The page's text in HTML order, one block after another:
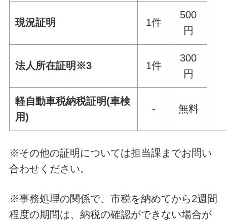
現況証明 1件
500
円
法人所在証明※3 1件
300
円
軽自動車税納税証明(車検
用)
- 無料
※その他の証明については担当課までお問い
合わせください。
※事務処理の関係で、市税を納めてから2週間
程度の期間は、納税の確認ができない場合が